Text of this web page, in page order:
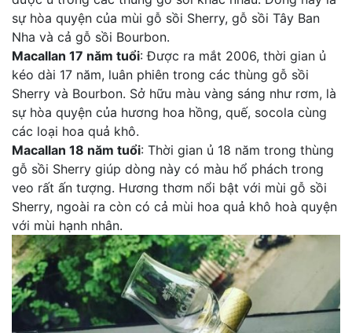
sự hòa quyện của mùi gỗ sồi Sherry, gỗ sồi Tây Ban
Nha và cả gỗ sồi Bourbon.
Macallan 17 năm tuổi: Được ra mắt 2006, thời gian ủ
kéo dài 17 năm, luân phiên trong các thùng gỗ sồi
Sherry và Bourbon. Sở hữu màu vàng sáng như rơm, là
sự hòa quyện của hương hoa hồng, quế, socola cùng
các loại hoa quả khô.
Macallan 18 năm tuổi: Thời gian ủ 18 năm trong thùng
gỗ sồi Sherry giúp dòng này có màu hổ phách trong
veo rất ấn tượng. Hương thơm nổi bật với mùi gỗ sồi
Sherry, ngoài ra còn có cả mùi hoa quả khô hoà quyện
với mùi hạnh nhân.